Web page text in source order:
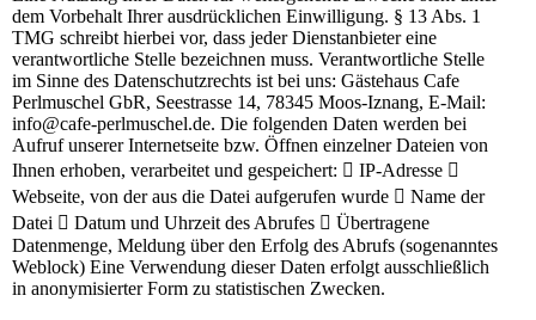
dem Vorbehalt Ihrer ausdrücklichen Einwilligung. § 13 Abs. 1
TMG schreibt hierbei vor, dass jeder Dienstanbieter eine
verantwortliche Stelle bezeichnen muss. Verantwortliche Stelle
im Sinne des Datenschutzrechts ist bei uns: Gästehaus Cafe
Perlmuschel GbR, Seestrasse 14, 78345 Moos-Iznang, E-Mail:
info@cafe-perlmuschel.de. Die folgenden Daten werden bei
Aufruf unserer Internetseite bzw. Öffnen einzelner Dateien von
Ihnen erhoben, verarbeitet und gespeichert:  IP-Adresse 
Webseite, von der aus die Datei aufgerufen wurde  Name der
Datei  Datum und Uhrzeit des Abrufes  Übertragene
Datenmenge, Meldung über den Erfolg des Abrufs (sogenanntes
Weblock) Eine Verwendung dieser Daten erfolgt ausschließlich
in anonymisierter Form zu statistischen Zwecken.